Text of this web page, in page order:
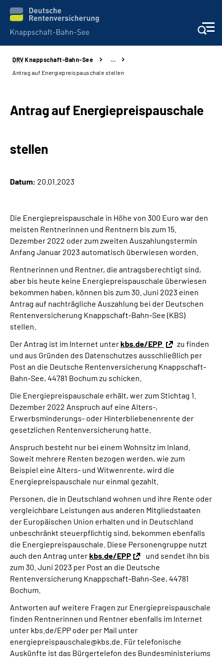
Aktuelles & Presse
Reha-Kliniken
KBS exklusiv
Online-Services
Die DRV Knappschaft-Bahn-See in Deutscher
Gebärdensprache
Leichte Sprache
Suche
Mein Kundenportal
DRV Knappschaft-Bahn-See
…
Antrag auf Energiepreispauschale stellen
Antrag auf Energiepreispauschale
stellen
Datum: 20.01.2023
Die Energiepreispauschale in Höhe von 300 Euro war den
meisten Rentnerinnen und Rentnern bis zum 15.
Dezember 2022 oder zum zweiten Auszahlungstermin
Anfang Januar 2023 automatisch überwiesen worden.
Rentnerinnen und Rentner, die antragsberechtigt sind,
aber bis heute keine Energiepreispauschale überwiesen
bekommen haben, können bis zum 30. Juni 2023 einen
Antrag auf nachträgliche Auszahlung bei der Deutschen
Rentenversicherung Knappschaft-Bahn-See (KBS)
stellen.
Der Antrag ist im Internet unterkbs.de/EPP
zu finden
und aus Gründen des Datenschutzes ausschließlich per
Post an die Deutsche Rentenversicherung Knappschaft-
Bahn-See, 44781 Bochum zu schicken.
Die Energiepreispauschale erhält, wer zum Stichtag 1.
Dezember 2022 Anspruch auf eine Alters-,
Erwerbsminderungs- oder Hinterbliebenenrente der
gesetzlichen Rentenversicherung hatte.
Anspruch besteht nur bei einem Wohnsitz im Inland.
Soweit mehrere Renten bezogen werden, wie zum
Beispiel eine Alters- und Witwenrente, wird die
Energiepreispauschale nur einmal gezahlt.
Personen, die in Deutschland wohnen und ihre Rente oder
vergleichbare Leistungen aus anderen Mitgliedstaaten
der Europäischen Union erhalten und in Deutschland
unbeschränkt steuerpflichtig sind, bekommen ebenfalls
die Energiepreispauschale. Diese Personengruppe nutzt
auch den Antrag unterkbs.de/EPP
und sendet ihn bis
zum 30. Juni 2023 per Post an die Deutsche
Rentenversicherung Knappschaft-Bahn-See, 44781
Bochum.
Antworten auf weitere Fragen zur Energiepreispauschale
finden Rentnerinnen und Rentner ebenfalls im Internet
unter kbs.de/EPP oder per Mail unter
energiepreispauschale@kbs.de. Für telefonische
Auskünfte ist das Bürgertelefon des Bundesministeriums